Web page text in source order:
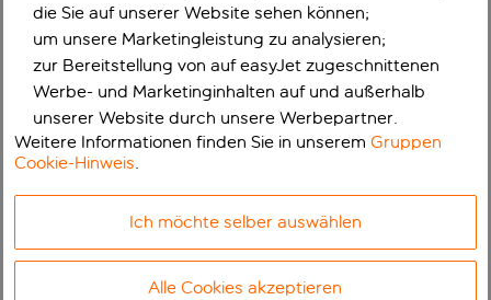
die Sie auf unserer Website sehen können;
um unsere Marketingleistung zu analysieren;
zur Bereitstellung von auf easyJet zugeschnittenen
Werbe- und Marketinginhalten auf und außerhalb
unserer Website durch unsere Werbepartner.
Weitere Informationen finden Sie in unseremGruppen
Cookie-Hinweis.
Ich möchte selber auswählen
Alle Cookies akzeptieren